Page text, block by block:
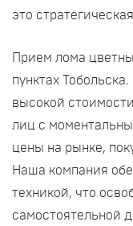
это
Прием лома
пунктах
высокой
лиц с
цены на рынке,
Наша компания
техникой, что
самостоятельной